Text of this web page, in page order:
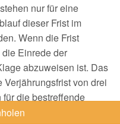
nur für eine
dieser Frist im
Wenn die Frist
Einrede der
abzuweisen ist. Das
von drei
die bestreffende
In vielen